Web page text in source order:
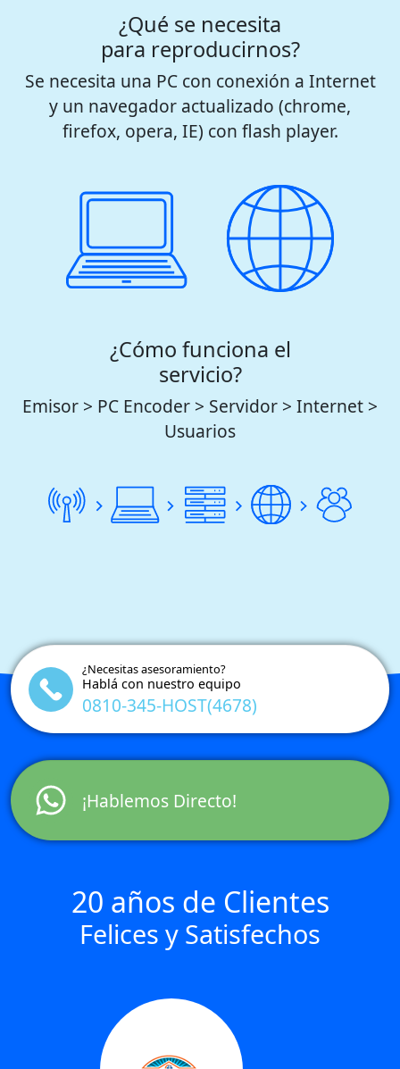
¿Qué se necesita
para reproducirnos?
Se necesita una PC con conexión a Internet
y un navegador actualizado (chrome,
firefox, opera, IE) con flash player.
¿Cómo funciona el
servicio?
Emisor > PC Encoder > Servidor > Internet >
Usuarios
¿Necesitas asesoramiento?
Hablá con nuestro equipo
0810-345-HOST(4678)
¡Hablemos Directo!
20 años de Clientes
Felices y Satisfechos